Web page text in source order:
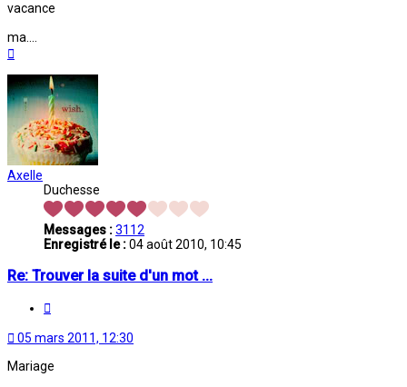
vacance
ma....
Axelle
Duchesse
Messages :3112
Enregistré le :04 août 2010, 10:45
Re: Trouver la suite d'un mot ...
05 mars 2011, 12:30
Mariage